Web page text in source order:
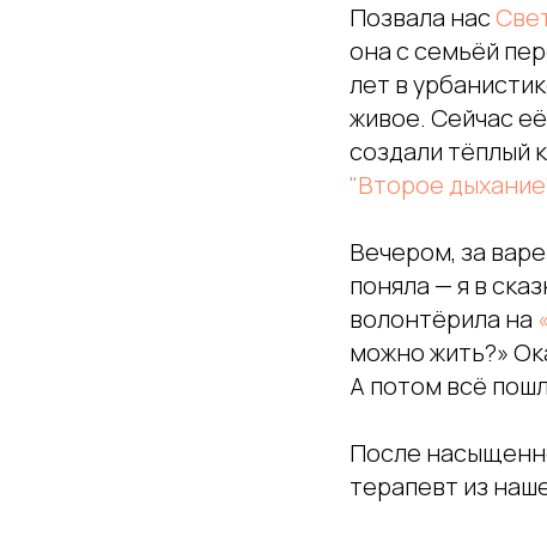
Позвала нас
она с семьёй
лет в
живое. Сейчас
создали тёплый
"Второе
Вечером, за
поняла — я в
волонтёрила на
можно жить?»
А потом всё
После
терапевт из